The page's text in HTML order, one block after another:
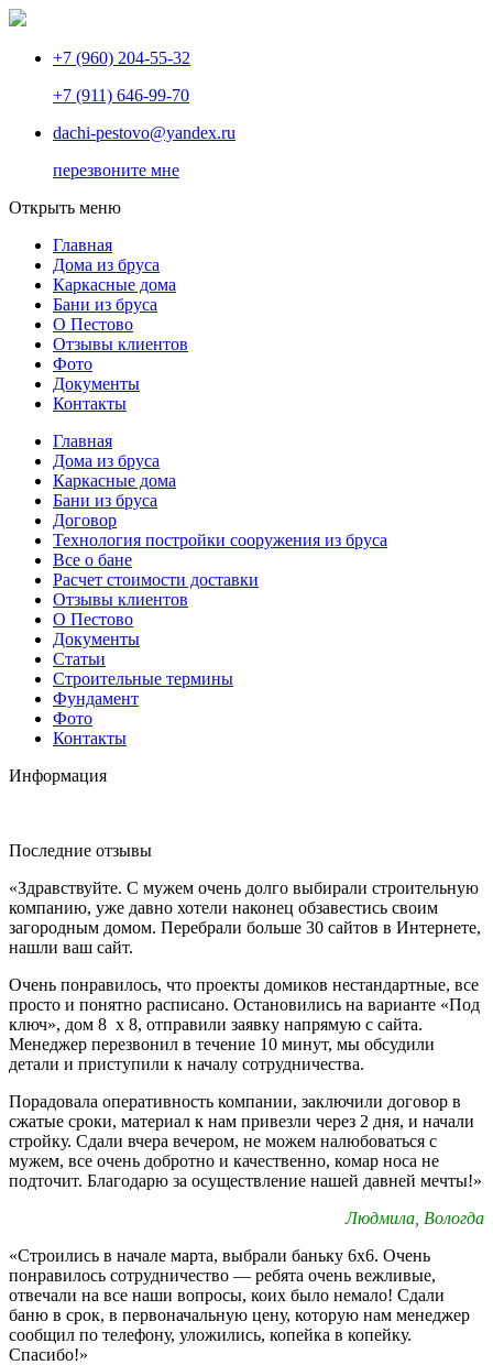
+7 (960) 204-55-32
+7 (911) 646-99-70
dachi-pestovo@yandex.ru
перезвоните мне
Открыть меню
Главная
Дома из бруса
Каркасные дома
Бани из бруса
О Пестово
Отзывы клиентов
Фото
Документы
Контакты
Главная
Дома из бруса
Каркасные дома
Бани из бруса
Договор
Технология постройки сооружения из бруса
Все о бане
Расчет стоимости доставки
Отзывы клиентов
О Пестово
Документы
Статьи
Строительные термины
Фундамент
Фото
Контакты
Информация
Последние отзывы
«Здравствуйте. С мужем очень долго выбирали строительную
компанию, уже давно хотели наконец обзавестись своим
загородным домом. Перебрали больше 30 сайтов в Интернете,
нашли ваш сайт.
Очень понравилось, что проекты домиков нестандартные, все
просто и понятно расписано. Остановились на варианте «Под
ключ», дом 8 х 8, отправили заявку напрямую с сайта.
Менеджер перезвонил в течение 10 минут, мы обсудили
детали и приступили к началу сотрудничества.
Порадовала оперативность компании, заключили договор в
сжатые сроки, материал к нам привезли через 2 дня, и начали
стройку. Сдали вчера вечером, не можем налюбоваться с
мужем, все очень добротно и качественно, комар носа не
подточит. Благодарю за осуществление нашей давней мечты!»
Людмила, Вологда
«Строились в начале марта, выбрали баньку 6х6. Очень
понравилось сотрудничество — ребята очень вежливые,
отвечали на все наши вопросы, коих было немало! Сдали
баню в срок, в первоначальную цену, которую нам менеджер
сообщил по телефону, уложились, копейка в копейку.
Спасибо!»